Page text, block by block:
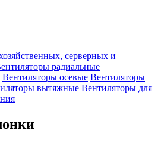
серверных и
радиальные
Вентиляторы осевые Вентиляторы
вытяжные Вентиляторы для